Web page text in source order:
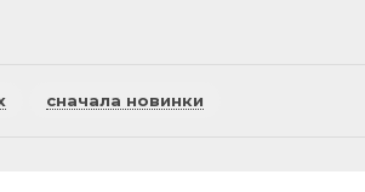
сначала новинки